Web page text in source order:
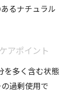
るナチュラル
アポイント
を多く含む状態
過剰使用で